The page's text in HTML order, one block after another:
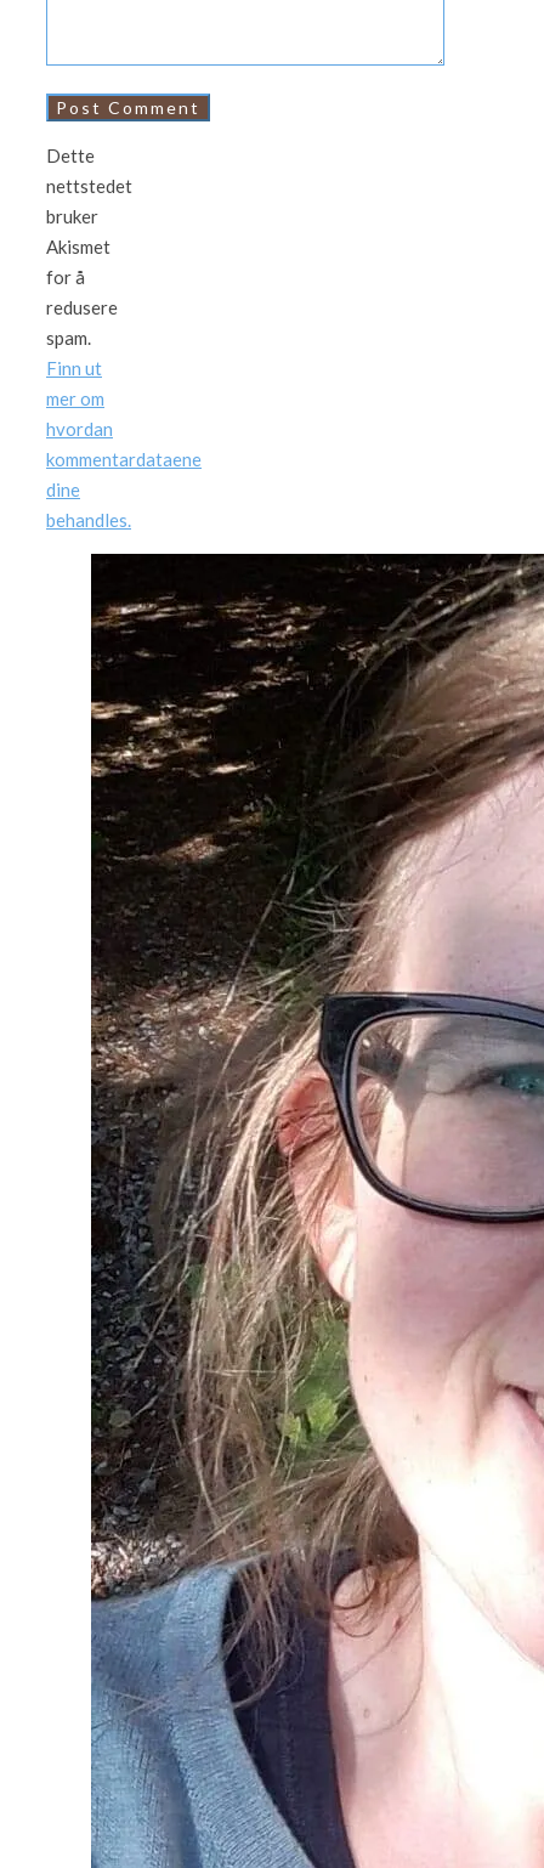
Dette
nettstedet
bruker
Akismet
for å
redusere
spam.
Finn ut
mer om
hvordan
kommentardataene
dine
behandles.